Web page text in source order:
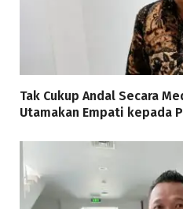
Tak Cukup Andal Secara
Utamakan Empati kepada